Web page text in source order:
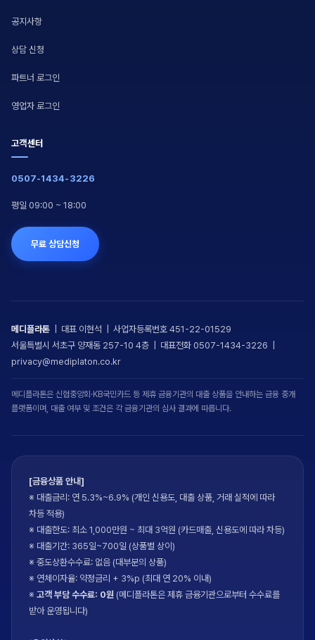
공지사항
상담 신청
파트너 로그인
영업자 로그인
고객센터
0507-1434-3226
평일 09:00 ~ 18:00
무료 상담신청
메디플라톤 | 대표 이현석 | 사업자등록번호 451-22-01529
서울특별시 서초구 양재동 257-10 4층 | 대표전화 0507-1434-3226 |
privacy@mediplaton.co.kr
메디플라톤은 신협중앙회·KB국민카드 등 제휴 금융기관의 대출 상품을 안내하는 금융 중개
플랫폼이며, 대출 여부 및 조건은 각 금융기관의 심사 결과에 따릅니다.
[금융상품 안내]
※ 대출금리: 연 5.3%~6.9% (개인 신용도, 대출 상품, 거래 실적에 따라
차등 적용)
※ 대출한도: 최소 1,000만원 ~ 최대 3억원 (카드매출, 신용도에 따라 차등)
※ 대출기간: 365일~700일 (상품별 상이)
※ 중도상환수수료: 없음 (대부분의 상품)
※ 연체이자율: 약정금리 + 3%p (최대 연 20% 이내)
※ 고객 부담 수수료: 0원 (메디플라톤은 제휴 금융기관으로부터 수수료를
받아 운영됩니다)